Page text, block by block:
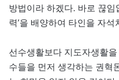
방법이라 하겠다. 바로 끊임
력’을 배양하여 타인을 자
선수생활보다 지도자생활
수들을 먼저 생각하는 권혁